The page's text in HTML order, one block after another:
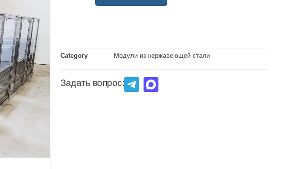
Category Модули из нержавеющей стали
Задать вопрос: